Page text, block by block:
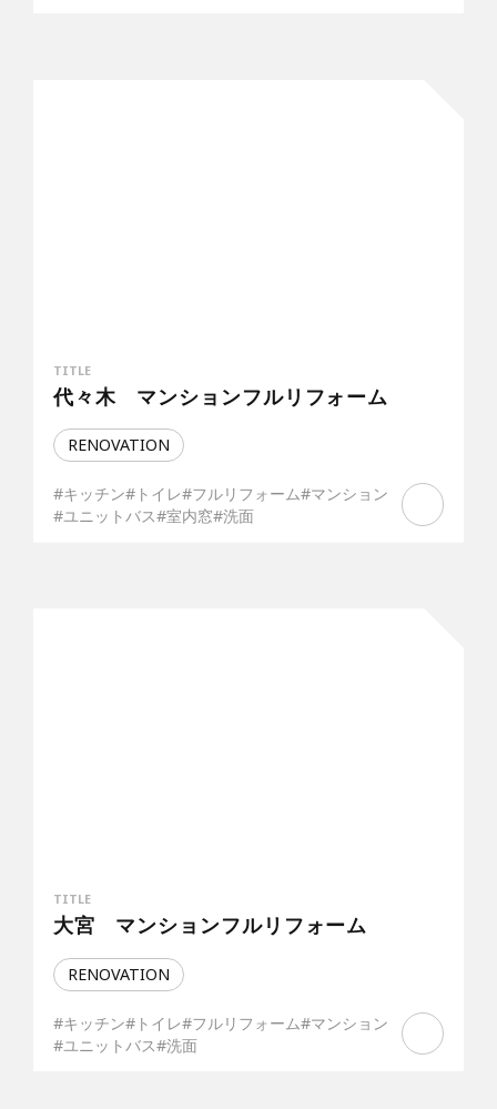
TITLE
代々木 マンションフルリフォーム
RENOVATION
#キッチン#トイレ#フルリフォーム#マンション
#ユニットバス#室内窓#洗面
TITLE
大宮 マンションフルリフォーム
RENOVATION
#キッチン#トイレ#フルリフォーム#マンション
#ユニットバス#洗面